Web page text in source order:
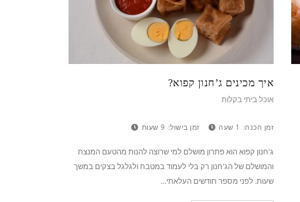
איך מכינים ג’חנון קפוא?
אוכל ביתי בקלות
זמן הכנה: 1 שעה זמן בישול: 9 שעות
ג'חנון קפוא הוא פתרון מושלם למי שרוצה להנות מהטעם המנצח
והמושלם של הג'חנון רק בלי לעמוד במטבח ולגלגל בצקים במשך
שעות. לפני מספר חודשים העלאתי…